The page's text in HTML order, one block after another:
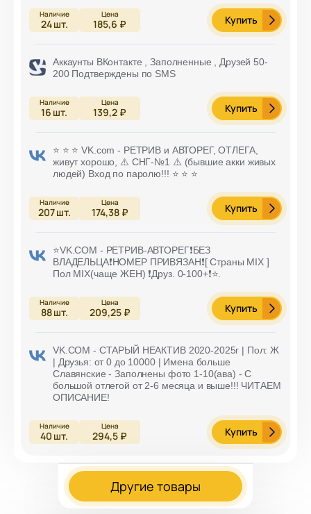
24шт. 185,6 ₽ Купить
Аккаунты ВКонтакте , Заполненные , Друзей 50-
200 Подтверждены по SMS
16 шт. 139,2 ₽ Купить
⭐️ ⭐️ ⭐️ VK.com - РЕТРИВ и АВТОРЕГ, ОТЛЕГА,
живут хорошо, ⚠️ СНГ-№1 ⚠️ (бывшие акки живых
людей) Вход по паролю!!! ⭐️ ⭐️ ⭐️
207шт. 174,38 ₽ Купить
⭐️VK.COM - РЕТРИВ-АВТОРЕГ❗БЕЗ
ВЛАДЕЛЬЦА❗НОМЕР ПРИВЯЗАН❗[ Страны MIX ]
Пол MIX(чаще ЖЕН) ❗Друз. 0-100+❗⭐️.
88шт. 209,25 ₽ Купить
VK.COM - СТАРЫЙ НЕАКТИВ 2020-2025г | Пол: Ж
| Друзья: от 0 до 10000 | Имена больше
Славянские - Заполнены фото 1-10(ава) - С
большой отлегой от 2-6 месяца и выше!!! ЧИТАЕМ
ОПИСАНИЕ!
40 шт. 294,5 ₽ Купить
Другие товары